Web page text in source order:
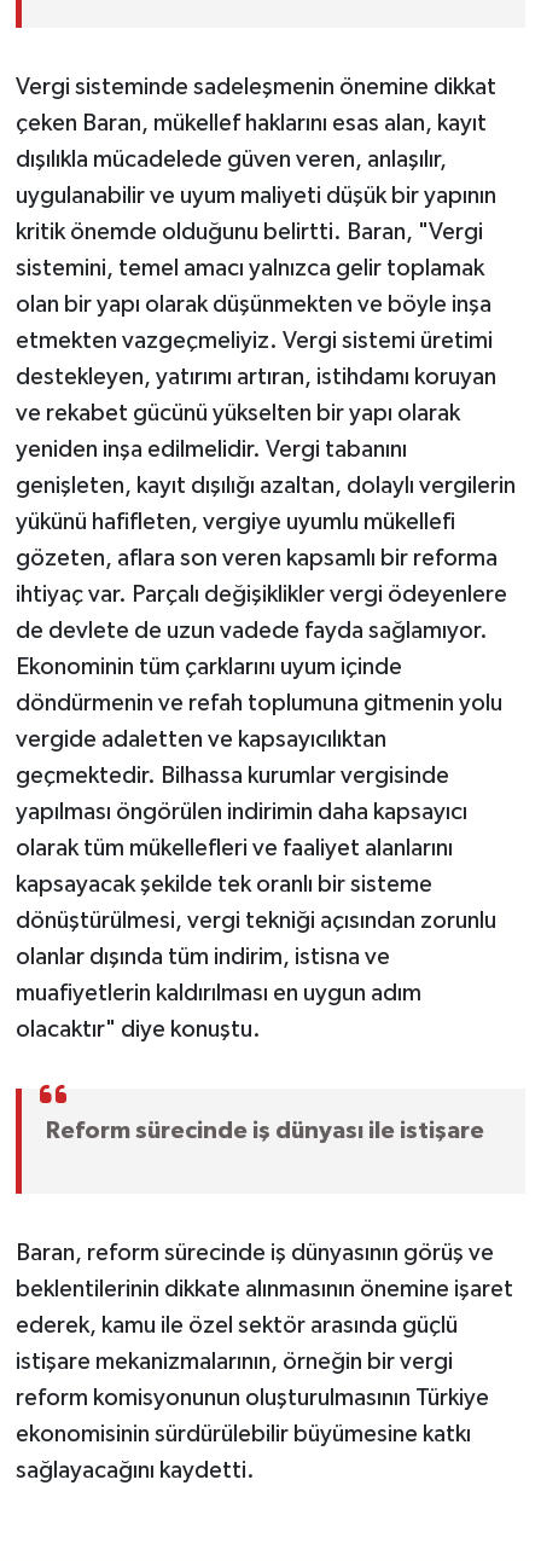
Vergi sisteminde sadeleşmenin önemine dikkat
çeken Baran, mükellef haklarını esas alan, kayıt
dışılıkla mücadelede güven veren, anlaşılır,
uygulanabilir ve uyum maliyeti düşük bir yapının
kritik önemde olduğunu belirtti. Baran, "Vergi
sistemini, temel amacı yalnızca gelir toplamak
olan bir yapı olarak düşünmekten ve böyle inşa
etmekten vazgeçmeliyiz. Vergi sistemi üretimi
destekleyen, yatırımı artıran, istihdamı koruyan
ve rekabet gücünü yükselten bir yapı olarak
yeniden inşa edilmelidir. Vergi tabanını
genişleten, kayıt dışılığı azaltan, dolaylı vergilerin
yükünü hafifleten, vergiye uyumlu mükellefi
gözeten, aflara son veren kapsamlı bir reforma
ihtiyaç var. Parçalı değişiklikler vergi ödeyenlere
de devlete de uzun vadede fayda sağlamıyor.
Ekonominin tüm çarklarını uyum içinde
döndürmenin ve refah toplumuna gitmenin yolu
vergide adaletten ve kapsayıcılıktan
geçmektedir. Bilhassa kurumlar vergisinde
yapılması öngörülen indirimin daha kapsayıcı
olarak tüm mükellefleri ve faaliyet alanlarını
kapsayacak şekilde tek oranlı bir sisteme
dönüştürülmesi, vergi tekniği açısından zorunlu
olanlar dışında tüm indirim, istisna ve
muafiyetlerin kaldırılması en uygun adım
olacaktır" diye konuştu.
Reform sürecinde iş dünyası ile istişare
Baran, reform sürecinde iş dünyasının görüş ve
beklentilerinin dikkate alınmasının önemine işaret
ederek, kamu ile özel sektör arasında güçlü
istişare mekanizmalarının, örneğin bir vergi
reform komisyonunun oluşturulmasının Türkiye
ekonomisinin sürdürülebilir büyümesine katkı
sağlayacağını kaydetti.